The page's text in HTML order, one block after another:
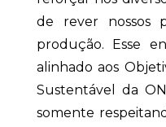
de rever nossos
produção. Esse
alinhado aos
Sustentável da
somente